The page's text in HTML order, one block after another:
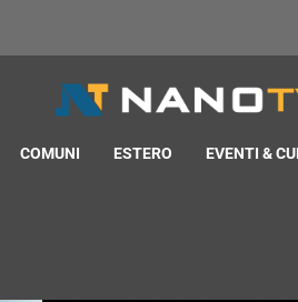
COMUNI ESTERO EVENTI &